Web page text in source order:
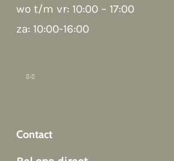
wo t/m vr: 10:00 – 17:00
za: 10:00-16:00
Contact
Hoi! Kunnen we ergens
How can we help?